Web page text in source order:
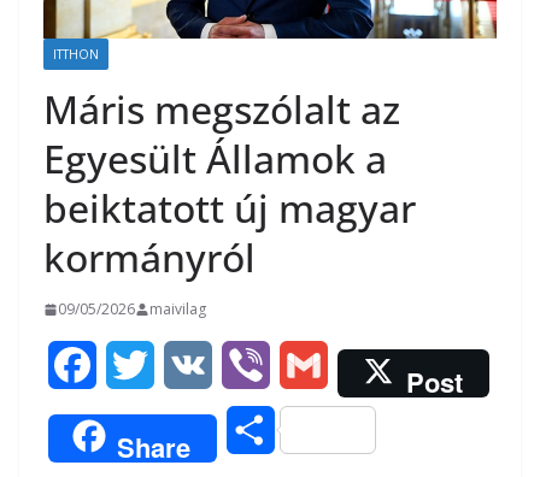
ITTHON
Máris megszólalt az
Egyesült Államok a
beiktatott új magyar
kormányról
09/05/2026 maivilag
a
c
w
i
K
i
b
m
a
Post
Share
O